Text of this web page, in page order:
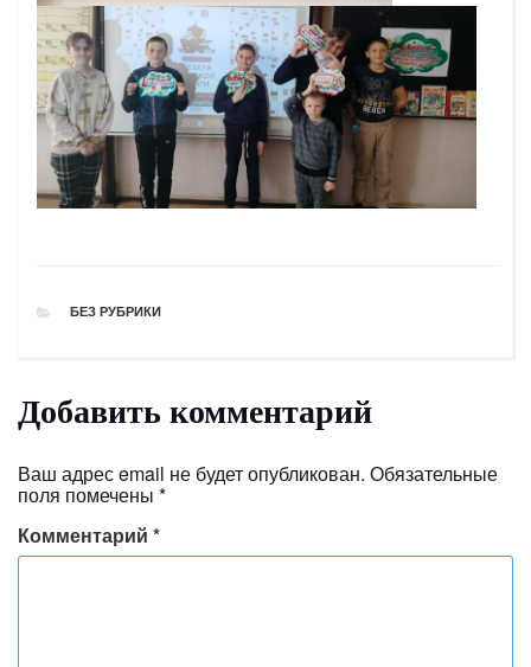
РУБРИКИ
БЕЗ РУБРИКИ
Добавить комментарий
Ваш адрес email не будет опубликован. Обязательные
поля помечены *
Комментарий *